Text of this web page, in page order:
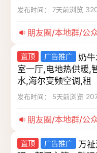
发布时间： 7天前浏览
朋友圈/本地群/公
置顶 广告推广
奶
室一厅,电地热供暖,
水,海尔变频空调,租
发布时间： 5天前浏览
朋友圈/本地群/公
置顶 广告推广
万